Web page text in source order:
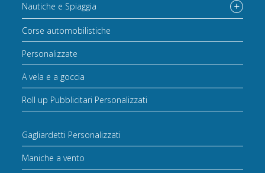
Nautiche e Spiaggia
Corse automobilistiche
Personalizzate
A vela e a goccia
Roll up Pubblicitari Personalizzati
Gagliardetti Personalizzati
Maniche a vento